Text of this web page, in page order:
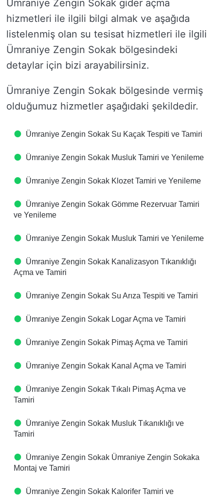
Ümraniye Zengin Sokak gider açma
hizmetleri ile ilgili bilgi almak ve aşağıda
listelenmiş olan su tesisat hizmetleri ile ilgili
Ümraniye Zengin Sokak bölgesindeki
detaylar için bizi arayabilirsiniz.
Ümraniye Zengin Sokak bölgesinde vermiş
olduğumuz hizmetler aşağıdaki şekildedir.
Ümraniye Zengin Sokak Su Kaçak Tespiti ve Tamiri
Ümraniye Zengin Sokak Musluk Tamiri ve Yenileme
Ümraniye Zengin Sokak Klozet Tamiri ve Yenileme
Ümraniye Zengin Sokak Gömme Rezervuar Tamiri
ve Yenileme
Ümraniye Zengin Sokak Musluk Tamiri ve Yenileme
Ümraniye Zengin Sokak Kanalizasyon Tıkanıklığı
Açma ve Tamiri
Ümraniye Zengin Sokak Su Arıza Tespiti ve Tamiri
Ümraniye Zengin Sokak Logar Açma ve Tamiri
Ümraniye Zengin Sokak Pimaş Açma ve Tamiri
Ümraniye Zengin Sokak Kanal Açma ve Tamiri
Ümraniye Zengin Sokak Tıkalı Pimaş Açma ve
Tamiri
Ümraniye Zengin Sokak Musluk Tıkanıklığı ve
Tamiri
Ümraniye Zengin Sokak Ümraniye Zengin Sokaka
Montaj ve Tamiri
Ümraniye Zengin Sokak Kalorifer Tamiri ve